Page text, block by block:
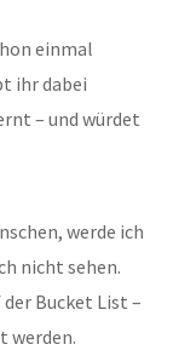
einmal
ihr dabei
– und würdet
werde ich
nicht sehen.
Bucket List –
werden.